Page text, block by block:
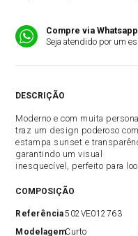
Compre via
Seja atendido por um
DESCRIÇÃO
Moderno e com muita
traz um design poderoso
estampa sunset e
garantindo um visual
inesquecível, perfeito para
COMPOSIÇÃO
Referência502VE012763
ModelagemCurto